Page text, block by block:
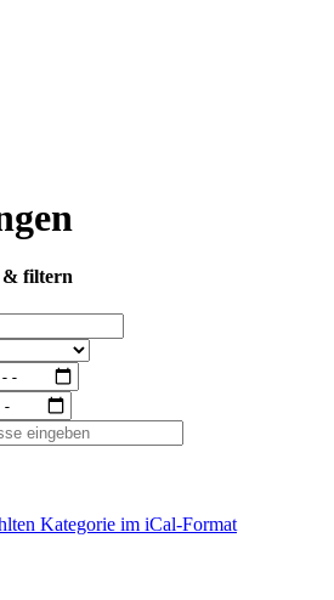
& filtern
Kategorie im iCal-Format